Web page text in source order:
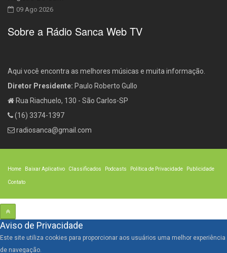
09 Ago 2026
Sobre a Rádio Sanca Web TV
Aqui você encontra as melhores músicas e muita informação.
Diretor Presidente: Paulo Roberto Gullo
Rua Riachuelo, 130 - São Carlos-SP
(16) 3374-1397
radiosanca@gmail.com
Home Baixar Aplicativo Classificados Podcasts Política de Privacidade Publicidade
Contato
Aviso de Privacidade
Este site utiliza cookies para proporcionar aos usuários uma melhor experiência
de navegação.